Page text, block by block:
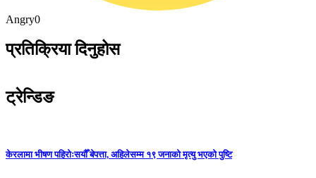
Angry0
प्रतिक्रिया दिनुहोस
ट्रेन्डिङ
केरलामा भीषण पहिरोःसयौँ बेपत्ता, अहिलेसम्म १९ जनाको मृत्यु भएको पुष्टि